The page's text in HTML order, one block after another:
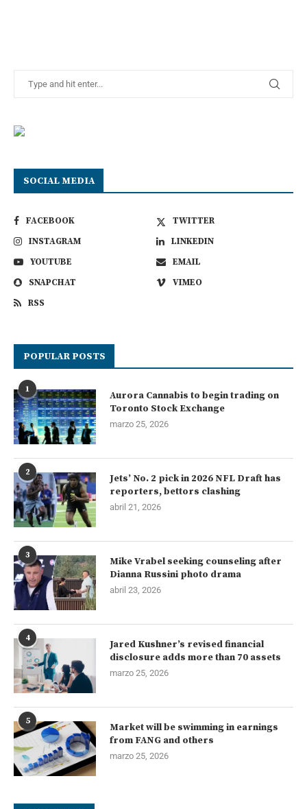
SOCIAL MEDIA
FACEBOOK
TWITTER
INSTAGRAM
LINKEDIN
YOUTUBE
EMAIL
SNAPCHAT
VIMEO
RSS
POPULAR POSTS
1
Aurora Cannabis to begin trading on
Toronto Stock Exchange
marzo 25, 2026
2
Jets’ No. 2 pick in 2026 NFL Draft has
reporters, bettors clashing
abril 21, 2026
3
Mike Vrabel seeking counseling after
Dianna Russini photo drama
abril 23, 2026
4
Jared Kushner’s revised financial
disclosure adds more than 70 assets
marzo 25, 2026
5
Market will be swimming in earnings
from FANG and others
marzo 25, 2026